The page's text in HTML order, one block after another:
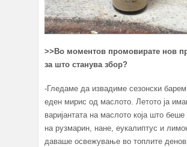
>> Во моментов промовирате нов
за што станува збор?
-Гледаме да извадиме сезонски
еден мирис од маслото. Летото ја
варијантата на маслото која што
на рузмарин, нане, еукалиптус и
даваше освежување во топлите